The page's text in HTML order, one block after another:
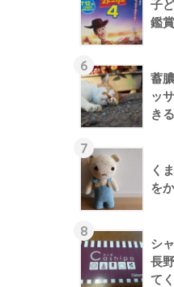
子
鑑
6
蓄
ッ
き
7
く
を
8
シ
長
て